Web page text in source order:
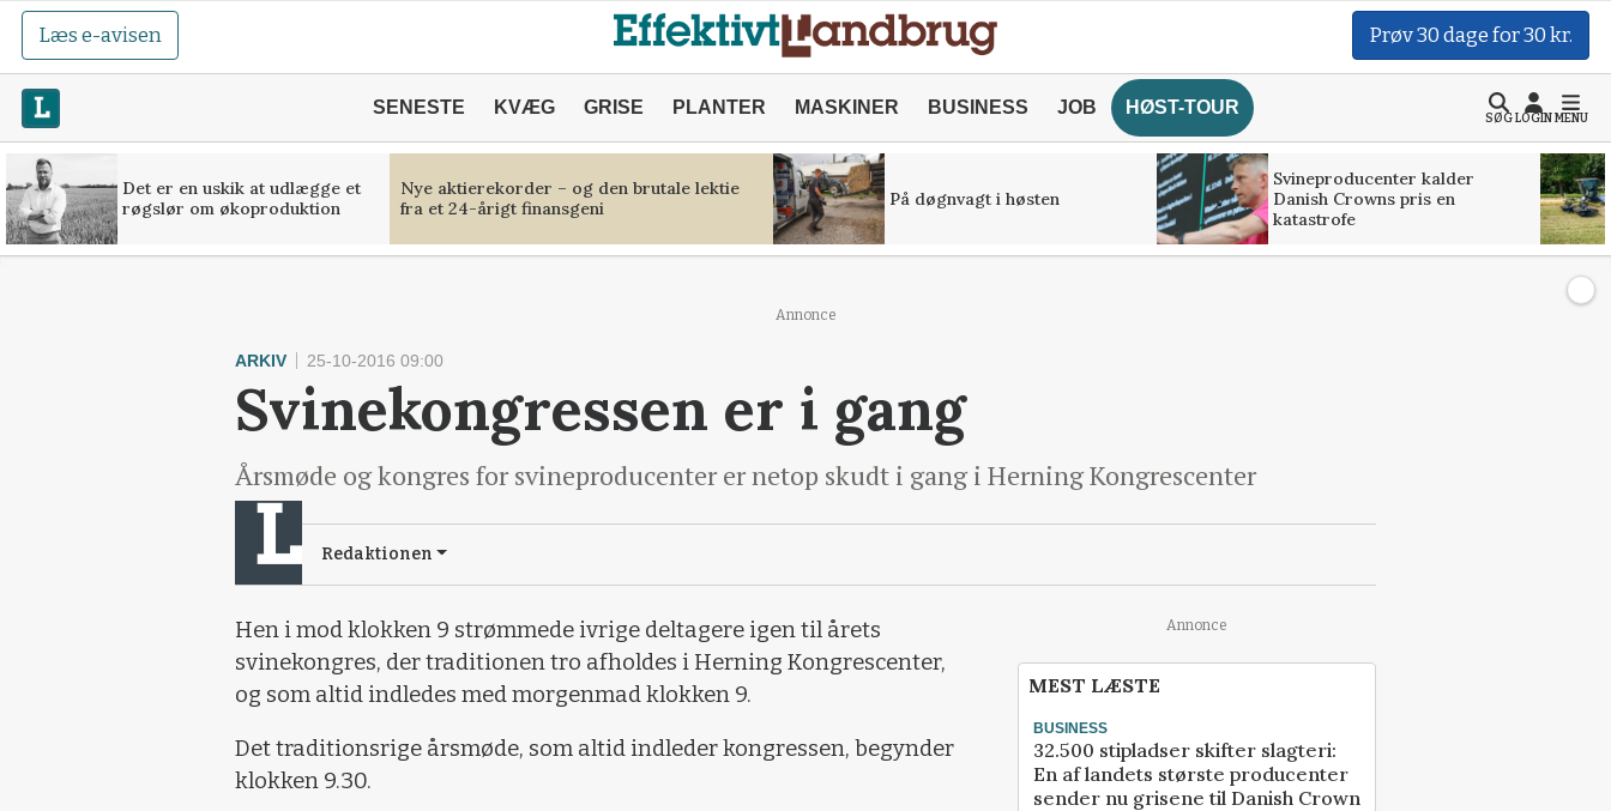
Læs e-avisen Prøv 30 dage for 30 kr.
SENESTE KVÆG GRISE PLANTER MASKINER BUSINESS JOB HØST-TOUR
SØGLOGINMENU
Det er en uskik at udlægge et
røgslør om økoproduktion
Nye aktierekorder – og den brutale lektie
fra et 24-årigt finansgeni
På døgnvagt i høsten
Svineproducenter kalder
Danish Crowns pris en
katastrofe
Annonce
ARKIV 25-10-2016 09:00
Svinekongressen er i gang
Årsmøde og kongres for svineproducenter er netop skudt i gang i Herning Kongrescenter
Redaktionen
Hen i mod klokken 9 strømmede ivrige deltagere igen til årets
svinekongres, der traditionen tro afholdes i Herning Kongrescenter,
og som altid indledes med morgenmad klokken 9.
Det traditionsrige årsmøde, som altid indleder kongressen, begynder
klokken 9.30.
Annonce
MEST LÆSTE
BUSINESS
32.500 stipladser skifter slagteri:
En af landets største producenter
sender nu grisene til Danish Crown